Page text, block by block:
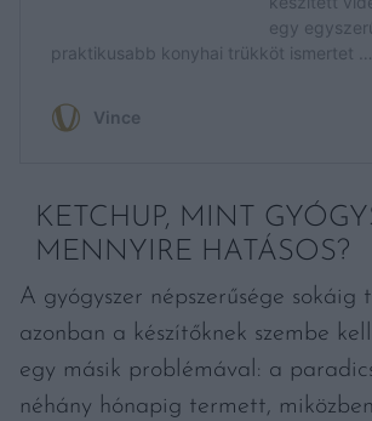
KETCHUP, MINT
MENNYIRE HATÁSOS?
A gyógyszer népszerűsége sokáig
azonban a készítőknek szembe
egy másik problémával: a
néhány hónapig termett,